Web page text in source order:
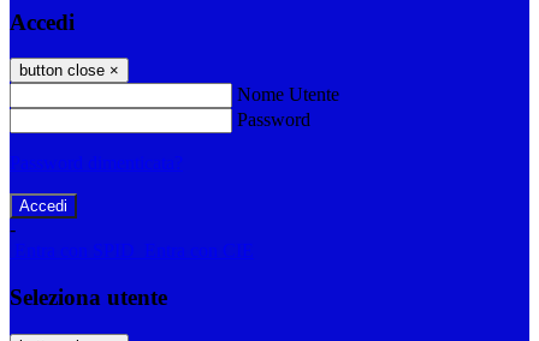
Accedi
button close ×
Nome Utente
Password
Password dimenticata?
-
Entra con SPID
Entra con CIE
Seleziona utente